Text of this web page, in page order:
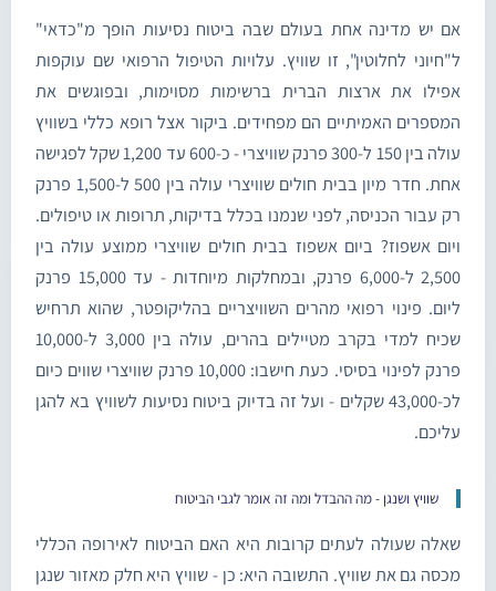
אם יש מדינה אחת בעולם שבה ביטוח נסיעות הופך מ"כדאי"
ל"חיוני לחלוטין", זו שוויץ. עלויות הטיפול הרפואי שם עוקפות
אפילו את ארצות הברית ברשימות מסוימות, ובפוגשים את
המספרים האמיתיים הם מפחידים. ביקור אצל רופא כללי בשוויץ
עולה בין 150 ל-300 פרנק שוויצרי - כ-600 עד 1,200 שקל לפגישה
אחת. חדר מיון בבית חולים שוויצרי עולה בין 500 ל-1,500 פרנק
רק עבור הכניסה, לפני שנמנו בכלל בדיקות, תרופות או טיפולים.
ויום אשפוז? ביום אשפוז בבית חולים שוויצרי ממוצע עולה בין
2,500 ל-6,000 פרנק, ובמחלקות מיוחדות - עד 15,000 פרנק
ליום. פינוי רפואי מהרים השוויצריים בהליקופטר, שהוא תרחיש
שכיח למדי בקרב מטיילים בהרים, עולה בין 3,000 ל-10,000
פרנק לפינוי בסיסי. כעת חישבו: 10,000 פרנק שוויצרי שווים כיום
לכ-43,000 שקלים - ועל זה בדיוק ביטוח נסיעות לשוויץ בא להגן
עליכם.
שוויץ ושנגן - מה ההבדל ומה זה אומר לגבי הביטוח
שאלה שעולה לעתים קרובות היא האם הביטוח לאירופה הכללי
מכסה גם את שוויץ. התשובה היא: כן - שוויץ היא חלק מאזור שנגן